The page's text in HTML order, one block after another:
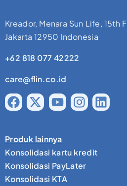
Kreador, Menara Sun Life, 15th
Jakarta 12950 Indonesia
+62 818 077 42222
care@flin.co.id
Produk lainnya
Konsolidasi kartu kredit
Konsolidasi PayLater
Konsolidasi KTA